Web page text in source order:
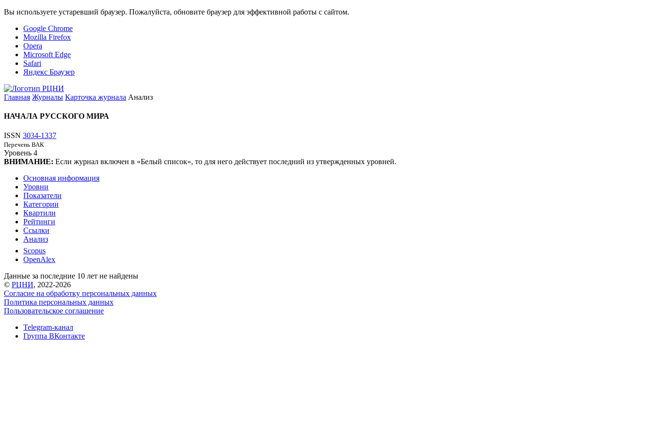
Вы используете устаревший браузер. Пожалуйста, обновите браузер для эффективной работы с сайтом.
Google Chrome
Mozilla Firefox
Opera
Microsoft Edge
Safari
Яндекс Браузер
Главная Журналы Карточка журнала Анализ
НАЧАЛА РУССКОГО МИРА
ISSN 3034-1337
Перечень ВАК
Уровень 4
ВНИМАНИЕ: Если журнал включен в «Белый список», то для него действует последний из утвержденных уровней.
Основная информация
Уровни
Показатели
Категории
Квартили
Рейтинги
Ссылки
Анализ
Scopus
OpenAlex
Данные за последние 10 лет не найдены
© РЦНИ, 2022-2026
Согласие на обработку персональных данных
Политика персональных данных
Пользовательское соглашение
Telegram-канал
Группа ВКонтакте